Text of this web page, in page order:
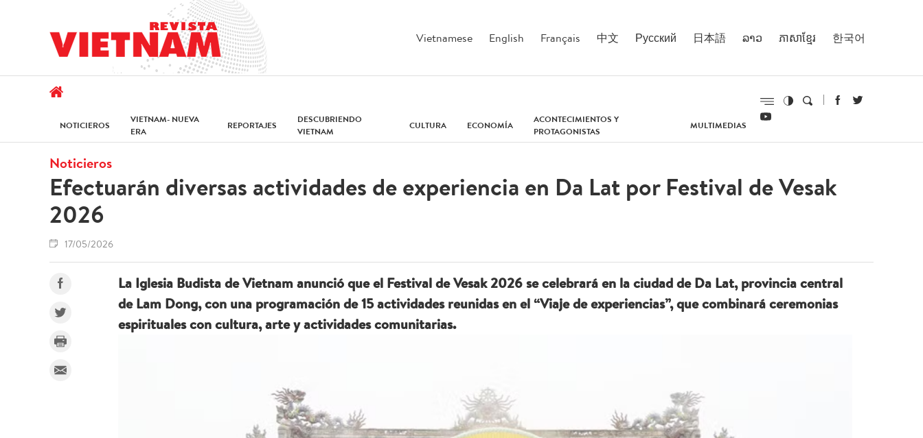
Vietnamese English Français 中文 Русский 日本語 ລາວ ភាសាខ្មែរ 한국어
NOTICIEROS
VIETNAM- NUEVA
ERA
REPORTAJES
DESCUBRIENDO
VIETNAM
CULTURA ECONOMÍA
ACONTECIMIENTOS Y
PROTAGONISTAS
MULTIMEDIAS
Noticieros
Efectuarán diversas actividades de experiencia en Da Lat por Festival de Vesak
2026
17/05/2026
La Iglesia Budista de Vietnam anunció que el Festival de Vesak 2026 se celebrará en la ciudad de Da Lat, provincia central
de Lam Dong, con una programación de 15 actividades reunidas en el “Viaje de experiencias”, que combinará ceremonias
espirituales con cultura, arte y actividades comunitarias.